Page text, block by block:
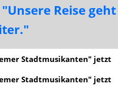
Reise geht
Stadtmusikanten" jetzt
Stadtmusikanten" jetzt